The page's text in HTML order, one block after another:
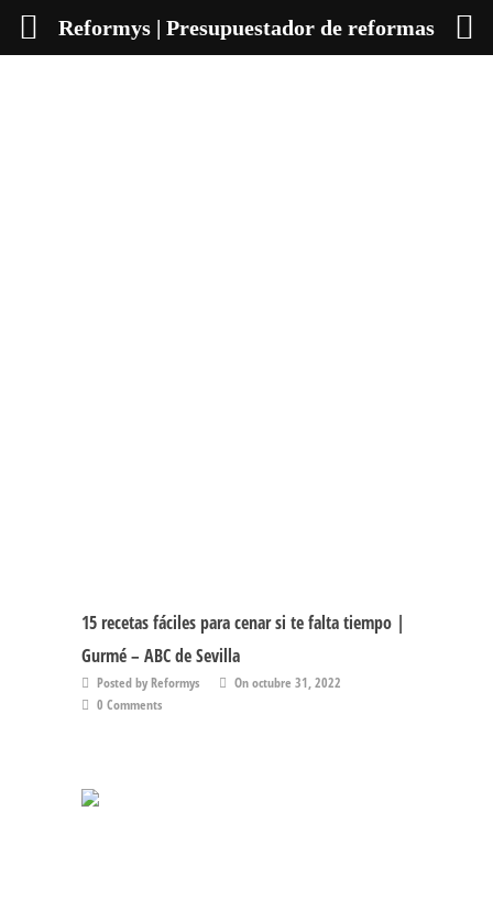
15 recetas fáciles para cenar si te falta tiempo |
Gurmé – ABC de Sevilla
Posted by Reformys
On octubre 31, 2022
0 Comments
Reformys | Presupuestador de reformas